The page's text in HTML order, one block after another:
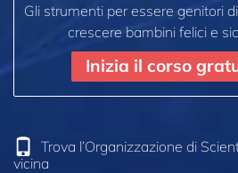
Gli strumenti per essere genitori
crescere bambini felici e
Inizia il corso
Trova l’Organizzazione di
vicina